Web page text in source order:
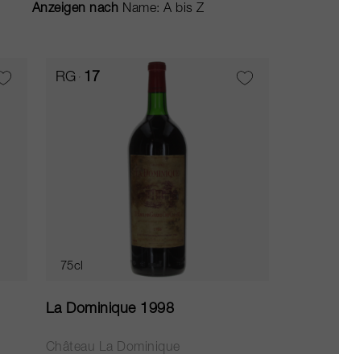
Anzeigen nach
RG 17
75cl
La Dominique 1998
Château La Dominique